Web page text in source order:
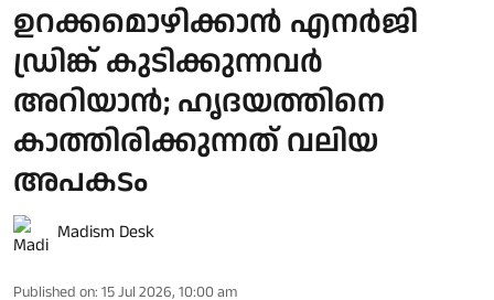
ഉറക്കമൊഴിക്കാൻ എനർജി
ഡ്രിങ്ക് കുടിക്കുന്നവർ
അറിയാൻ; ഹൃദയത്തിനെ
കാത്തിരിക്കുന്നത് വലിയ
അപകടം
Madism Desk
Published on: 15 Jul 2026, 10:00 am